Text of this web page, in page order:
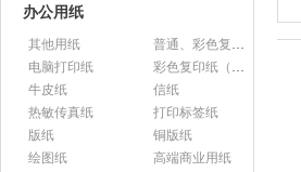
办公用纸
其他用纸
普通、彩色复印纸
电脑打印纸
彩色复印纸（政采）
牛皮纸
信纸
热敏传真纸
打印标签纸
版纸
铜版纸
绘图纸
高端商业用纸